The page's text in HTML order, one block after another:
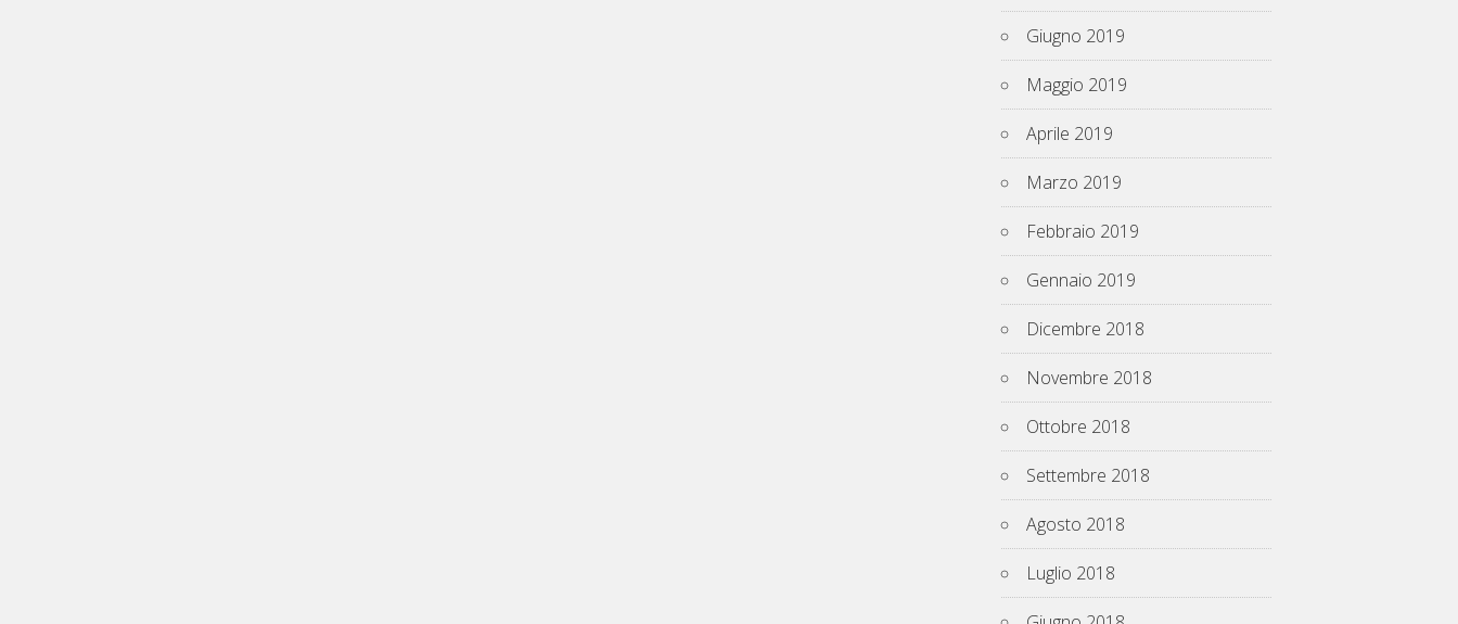
Giugno 2019
Maggio 2019
Aprile 2019
Marzo 2019
Febbraio 2019
Gennaio 2019
Dicembre 2018
Novembre 2018
Ottobre 2018
Settembre 2018
Agosto 2018
Luglio 2018